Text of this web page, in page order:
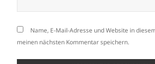
Name, E-Mail-Adresse und Website in
meinen nächsten Kommentar speichern.